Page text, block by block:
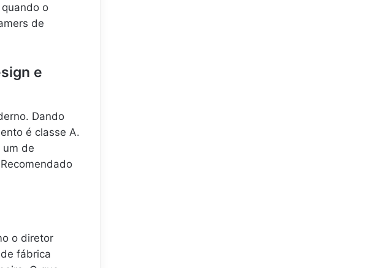
o
de
e
Dando
é classe A.
um de
o diretor
fábrica